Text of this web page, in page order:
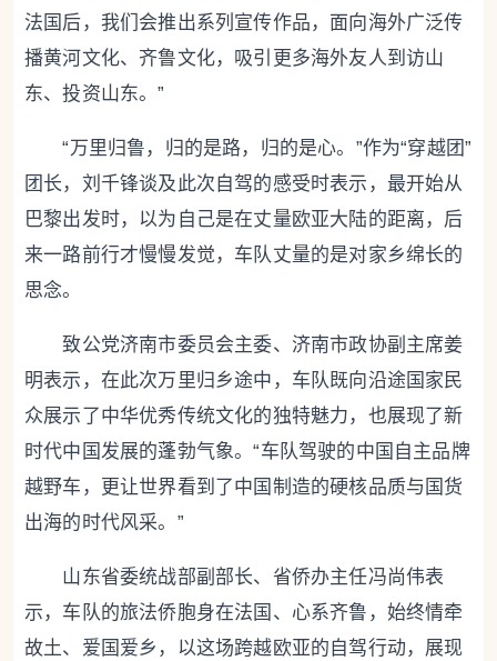
法国后，我们会推出系列宣传作品，面向海外广泛传
播黄河文化、齐鲁文化，吸引更多海外友人到访山
东、投资山东。”
“万里归鲁，归的是路，归的是心。”作为“穿越团”
团长，刘千锋谈及此次自驾的感受时表示，最开始从
巴黎出发时，以为自己是在丈量欧亚大陆的距离，后
来一路前行才慢慢发觉，车队丈量的是对家乡绵长的
思念。
致公党济南市委员会主委、济南市政协副主席姜
明表示，在此次万里归乡途中，车队既向沿途国家民
众展示了中华优秀传统文化的独特魅力，也展现了新
时代中国发展的蓬勃气象。“车队驾驶的中国自主品牌
越野车，更让世界看到了中国制造的硬核品质与国货
出海的时代风采。”
山东省委统战部副部长、省侨办主任冯尚伟表
示，车队的旅法侨胞身在法国、心系齐鲁，始终情牵
故土、爱国爱乡，以这场跨越欧亚的自驾行动，展现